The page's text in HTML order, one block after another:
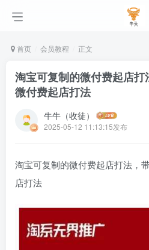
首页 会员教程 正文
淘宝可复制的微付费起店
微付费起店打法
牛牛（收徒）
2025-05-12 11:13:15发布
淘宝可复制的微付费起店打法，
店打法